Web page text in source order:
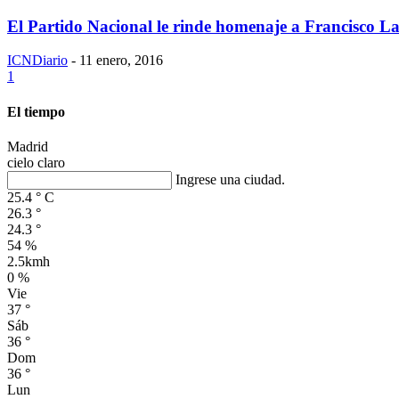
El Partido Nacional le rinde homenaje a Francisco
ICNDiario - 11 enero, 2016
1
El tiempo
Madrid
cielo claro
Ingrese una ciudad.
25.4 ° C
26.3 °
24.3 °
54 %
2.5kmh
0 %
Vie
37 °
Sáb
36 °
Dom
36 °
Lun